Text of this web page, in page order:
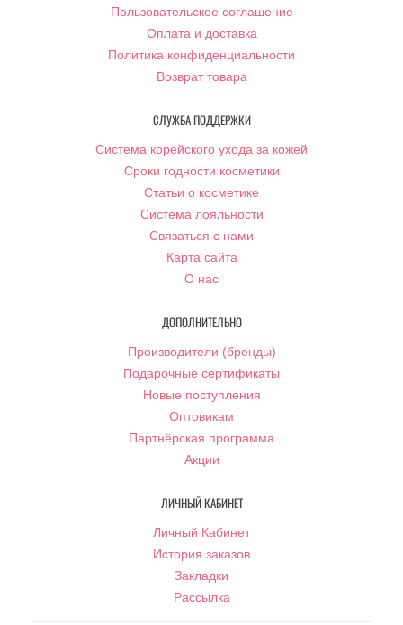
Пользовательское соглашение
Оплата и доставка
Политика конфиденциальности
Возврат товара
СЛУЖБА ПОДДЕРЖКИ
Система корейского ухода за кожей
Сроки годности косметики
Статьи о косметике
Система лояльности
Связаться с нами
Карта сайта
О нас
ДОПОЛНИТЕЛЬНО
Производители (бренды)
Подарочные сертификаты
Новые поступления
Оптовикам
Партнёрская программа
Акции
ЛИЧНЫЙ КАБИНЕТ
Личный Кабинет
История заказов
Закладки
Рассылка